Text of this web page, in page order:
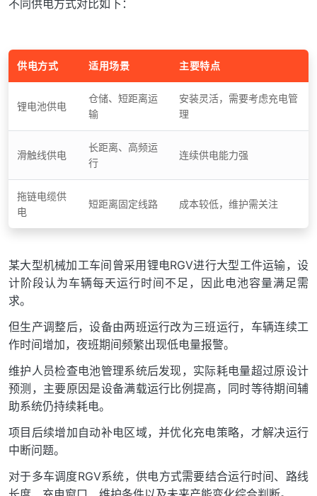
不同供电方式对比如下：
供电方式 适用场景 主要特点
锂电池供电
仓储、短距离运
输
安装灵活，需要考虑充电管
理
滑触线供电
长距离、高频运
行
连续供电能力强
拖链电缆供
电
短距离固定线路 成本较低，维护需关注
某大型机械加工车间曾采用锂电RGV进行大型工件运输，设
计阶段认为车辆每天运行时间不足，因此电池容量满足需
求。
但生产调整后，设备由两班运行改为三班运行，车辆连续工
作时间增加，夜班期间频繁出现低电量报警。
维护人员检查电池管理系统后发现，实际耗电量超过原设计
预测，主要原因是设备满载运行比例提高，同时等待期间辅
助系统仍持续耗电。
项目后续增加自动补电区域，并优化充电策略，才解决运行
中断问题。
对于多车调度RGV系统，供电方式需要结合运行时间、路线